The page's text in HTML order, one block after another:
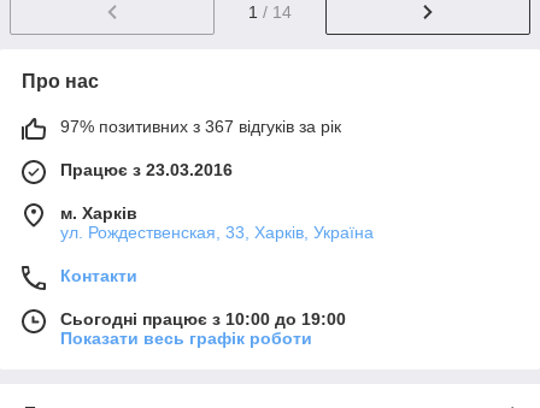
1 / 14
Про нас
97% позитивних з 367 відгуків за рік
Працює з 23.03.2016
м. Харків
ул. Рождественская, 33, Харків, Україна
Контакти
Сьогодні працює з 10:00 до 19:00
Показати весь графік роботи